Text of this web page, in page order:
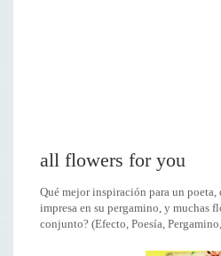
all flowers for you
Qué mejor inspiración para un
impresa en su pergamino, y muchas
conjunto? (Efecto, Poesía,